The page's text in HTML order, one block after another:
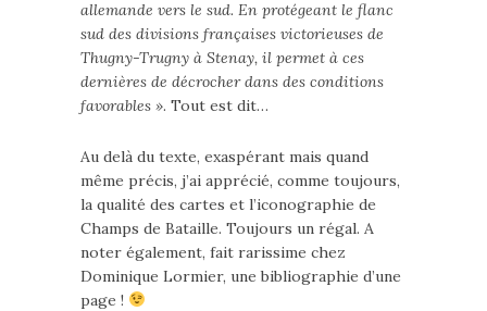
allemande vers le sud. En protégeant le flanc
sud des divisions françaises victorieuses de
Thugny-Trugny à Stenay, il permet à ces
dernières de décrocher dans des conditions
favorables ». Tout est dit…
Au delà du texte, exaspérant mais quand
même précis, j’ai apprécié, comme toujours,
la qualité des cartes et l’iconographie de
Champs de Bataille. Toujours un régal. A
noter également, fait rarissime chez
Dominique Lormier, une bibliographie d’une
page !